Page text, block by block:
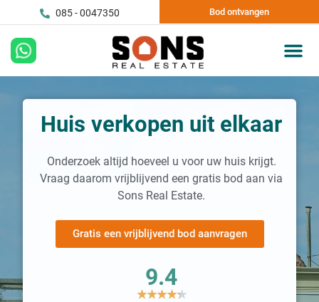
085 - 0047350 Bod ontvangen
Huis verkopen uit elkaar
Onderzoek altijd hoeveel u voor uw huis krijgt.
Vraag daarom vrijblijvend een gratis bod aan via
Sons Real Estate.
Gratis een vrijblijvend bod aanvragen
9.4
★★★★★